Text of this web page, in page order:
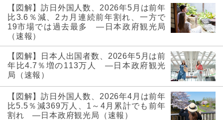
【図解】訪日外国人数、2026年5月は前年
比3.6％減、2カ月連続前年割れ、一方で
19市場では過去最多 ―日本政府観光局
（速報）
【図解】日本人出国者数、2026年5月は前
年比4.7％増の113万人 ―日本政府観光
局（速報）
【図解】訪日外国人数、2026年4月は前年
比5.5％減369万人、1～4月累計でも前年
割れ ―日本政府観光局（速報）